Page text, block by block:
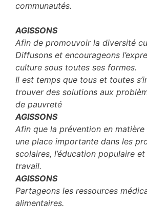
communautés.
AGISSONS
Afin de promouvoir la diversité
Diffusons et encourageons
culture sous toutes ses formes.
Il est temps que tous et toutes
trouver des solutions aux
de pauvreté
AGISSONS
Afin que la prévention en
une place importante dans les
scolaires, l’éducation populaire
travail.
AGISSONS
Partageons les ressources
alimentaires.